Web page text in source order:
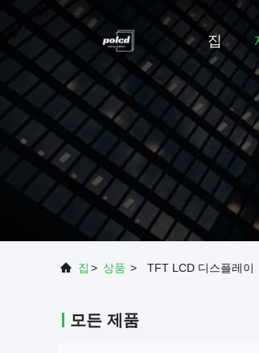
집
집 > 상품 > TFT LCD 디스플레이
모든 제품